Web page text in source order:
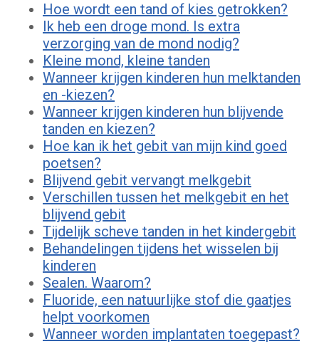
Hoe wordt een tand of kies getrokken?
Ik heb een droge mond. Is extra
verzorging van de mond nodig?
Kleine mond, kleine tanden
Wanneer krijgen kinderen hun melktanden
en -kiezen?
Wanneer krijgen kinderen hun blijvende
tanden en kiezen?
Hoe kan ik het gebit van mijn kind goed
poetsen?
Blijvend gebit vervangt melkgebit
Verschillen tussen het melkgebit en het
blijvend gebit
Tijdelijk scheve tanden in het kindergebit
Behandelingen tijdens het wisselen bij
kinderen
Sealen. Waarom?
Fluoride, een natuurlijke stof die gaatjes
helpt voorkomen
Wanneer worden implantaten toegepast?